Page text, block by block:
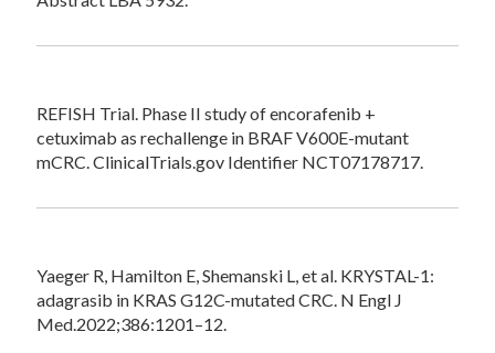
REFISH Trial. Phase II study of encorafenib +
cetuximab as rechallenge in BRAF V600E-mutant
mCRC. ClinicalTrials.gov Identifier NCT07178717.
Yaeger R, Hamilton E, Shemanski L, et al. KRYSTAL-1:
adagrasib in KRAS G12C-mutated CRC. N Engl J
Med.2022;386:1201–12.